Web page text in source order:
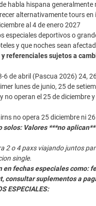
habla hispana generalmente
alternativamente tours en
al 4 de enero 2027
especiales deportivos o
y que noches sean
referenciales sujetos a
6 de abril (Pascua 2026) 24,
lunes de junio, 25 de
no operan el 25 de diciembre
no opera 25 diciembre ni
solos: Valores ***no
2 o 4 paxs viajando juntos
single.
en fechas especiales como:
consultar suplementos a
ESPECIALES: